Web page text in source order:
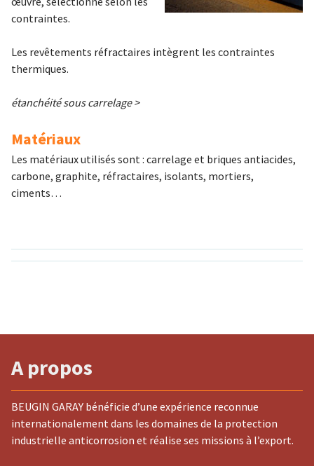
contraintes.
Les revêtements réfractaires intègrent les contraintes
thermiques.
étanchéité sous carrelage >
Matériaux
Les matériaux utilisés sont : carrelage et briques antiacides,
carbone, graphite, réfractaires, isolants, mortiers,
ciments…
A propos
BEUGIN GARAY bénéficie d’une expérience reconnue
internationalement dans les domaines de la protection
industrielle anticorrosion et réalise ses missions à l’export.